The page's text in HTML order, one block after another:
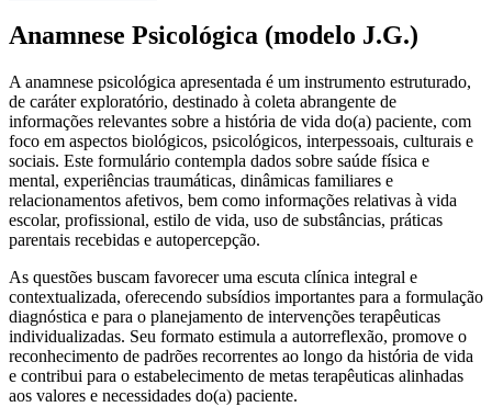
Anamnese Psicológica (modelo J.G.)
A anamnese psicológica apresentada é um instrumento estruturado,
de caráterexploratório, destinado à coleta abrangente de
informações relevantes sobre a história de vida do(a) paciente, com
foco em aspectos biológicos, psicológicos, interpessoais, culturais e
sociais. Este formulário contempla dados sobre saúde física e
mental, experiências traumáticas, dinâmicas familiares e
relacionamentos afetivos, bem como informações relativas à vida
escolar, profissional, estilo de vida, uso de substâncias, práticas
parentais recebidas e autopercepção.
As questões buscam favorecer uma escuta clínica integral e
contextualizada, oferecendo subsídios importantes para a formulação
diagnóstica e para o planejamento de intervenções terapêuticas
individualizadas. Seu formato estimula a autorreflexão, promove o
reconhecimento de padrões recorrentes ao longo da história de vida
e contribui para o estabelecimento de metas terapêuticas alinhadas
aos valores e necessidades do(a) paciente.